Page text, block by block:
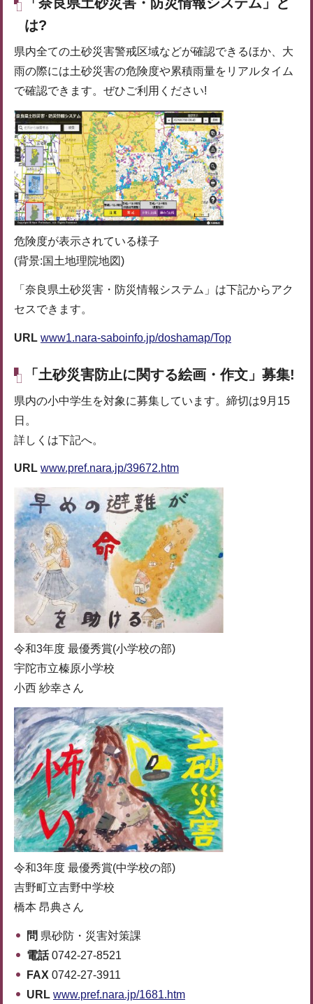
は?
県内全ての土砂災害警戒区域などが確認できるほか、大
雨の際には土砂災害の危険度や累積雨量をリアルタイム
で確認できます。ぜひご利用ください!
危険度が表示されている様子
(背景:国土地理院地図)
「奈良県土砂災害・防災情報システム」は下記からアク
セスできます。
URL www1.nara-saboinfo.jp/doshamap/Top
「土砂災害防止に関する絵画・作文」募集!
県内の小中学生を対象に募集しています。締切は9月15
日。
詳しくは下記へ。
URL www.pref.nara.jp/39672.htm
令和3年度 最優秀賞(小学校の部)
宇陀市立榛原小学校
小西 紗幸さん
令和3年度 最優秀賞(中学校の部)
吉野町立吉野中学校
橋本 昂典さん
問 県砂防・災害対策課
電話0742-27-8521
FAX 0742-27-3911
URL www.pref.nara.jp/1681.htm